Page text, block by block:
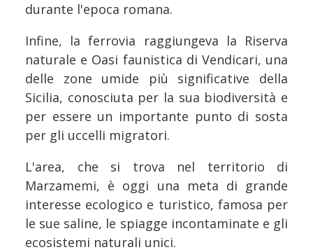
durante l'epoca romana.
Infine, la ferrovia raggiungeva la Riserva
naturale e Oasi faunistica di Vendicari, una
delle zone umide più significative della
Sicilia, conosciuta per la sua biodiversità e
per essere un importante punto di sosta
per gli uccelli migratori.
L'area, che si trova nel territorio di
Marzamemi, è oggi una meta di grande
interesse ecologico e turistico, famosa per
le sue saline, le spiagge incontaminate e gli
ecosistemi naturali unici.